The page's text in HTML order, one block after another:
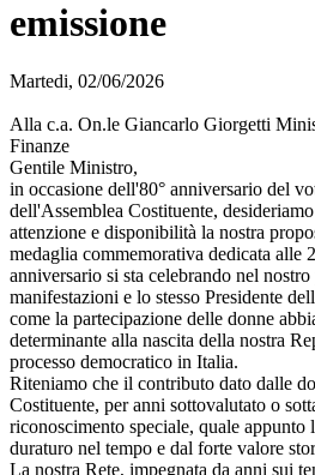
emissione
Martedi, 02/06/2026
Alla c.a. On.le Giancarlo Giorgetti
Finanze
Gentile Ministro,
in occasione dell'80° anniversario del
dell'Assemblea Costituente,
attenzione e disponibilità la nostra
medaglia commemorativa dedicata alle
anniversario si sta celebrando nel
manifestazioni e lo stesso Presidente
come la partecipazione delle donne
determinante alla nascita della nostra
processo democratico in Italia.
Riteniamo che il contributo dato dalle
Costituente, per anni sottovalutato o
riconoscimento speciale, quale appunto
duraturo nel tempo e dal forte valore
La nostra Rete, impegnata da anni sui